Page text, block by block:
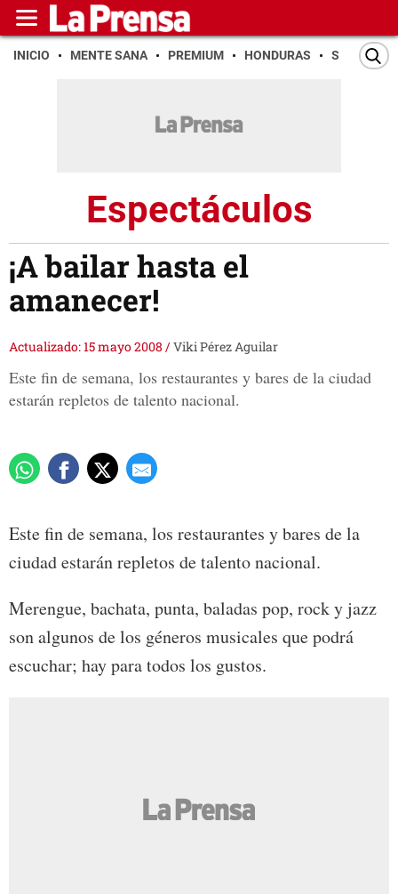
INICIO MENTE SANA PREMIUM HONDURAS SAN PEDRO
Espectáculos
¡A bailar hasta el
amanecer!
Actualizado: 15 mayo 2008 /Viki Pérez Aguilar
Este fin de semana, los restaurantes y bares de la ciudad
estarán repletos de talento nacional.
Este fin de semana, los restaurantes y bares de la
ciudad estarán repletos de talento nacional.
Merengue, bachata, punta, baladas pop, rock y jazz
son algunos de los géneros musicales que podrá
escuchar; hay para todos los gustos.